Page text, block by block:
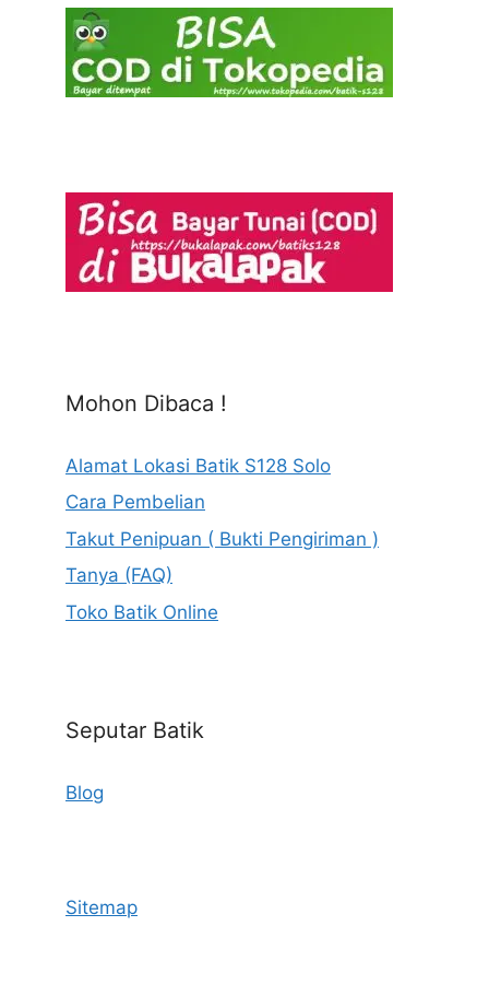
Mohon Dibaca !
Alamat Lokasi Batik S128 Solo
Cara Pembelian
Takut Penipuan ( Bukti Pengiriman )
Tanya (FAQ)
Toko Batik Online
Seputar Batik
Blog
Sitemap